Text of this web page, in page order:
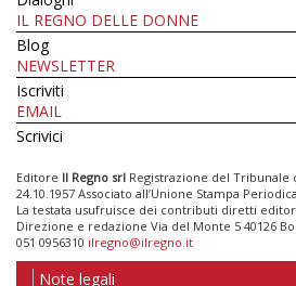
IL REGNO DELLE DONNE
Blog
NEWSLETTER
Iscriviti
EMAIL
Scrivici
Editore Il Regno srl Registrazione del Tribunale
24.10.1957 Associato all’Unione Stampa
La testata usufruisce dei contributi diretti
Direzione e redazione Via del Monte 5 40126
051 0956310 ilregno@ilregno.it
Note legali